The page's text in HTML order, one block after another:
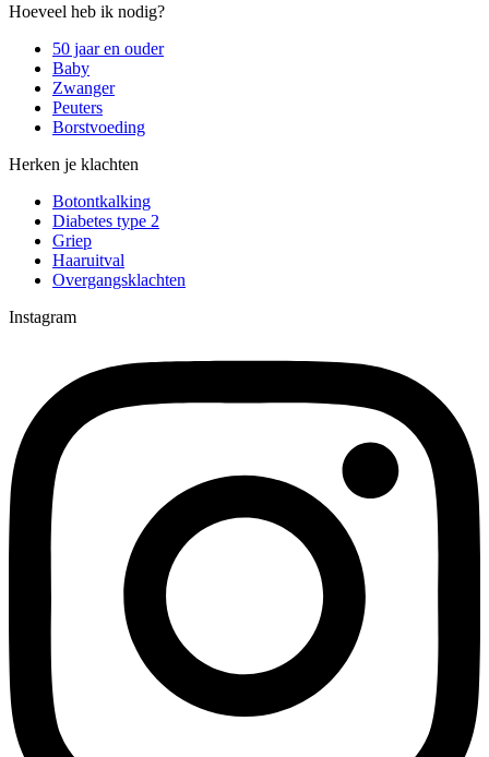
Hoeveel heb ik nodig?
50 jaar en ouder
Baby
Zwanger
Peuters
Borstvoeding
Herken je klachten
Botontkalking
Diabetes type 2
Griep
Haaruitval
Overgangsklachten
Instagram